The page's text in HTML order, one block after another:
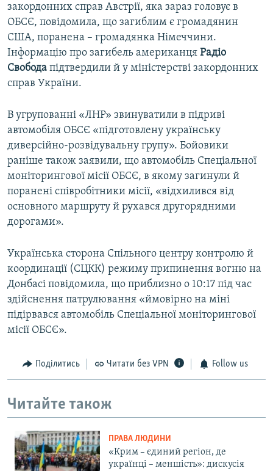
закордонних справ Австрії, яка зараз головує в
ОБСЄ, повідомила, що загиблим є громадянин
США, поранена – громадянка Німеччини.
Інформацію про загибель американця Радіо
Свобода підтвердили й у міністерстві закордонних
справ України.
В угрупованні «ЛНР» звинуватили в підриві
автомобіля ОБСЄ «підготовлену українську
диверсійно-розвідувальну групу». Бойовики
раніше також заявили, що автомобіль Спеціальної
моніторингової місії ОБСЄ, в якому загинули й
поранені співробітники місії, «відхилився від
основного маршруту й рухався другорядними
дорогами».
Українська сторона Спільного центру контролю й
координації (СЦКК) режиму припинення вогню на
Донбасі повідомила, що приблизно о 10:17 під час
здійснення патрулювання «ймовірно на міні
підірвався автомобіль Спеціальної моніторингової
місії ОБСЄ».
Поділитись Читати без VPN Follow us
Читайте також
ПРАВА ЛЮДИНИ
«Крим – єдиний регіон, де
українці – меншість»: дискусія